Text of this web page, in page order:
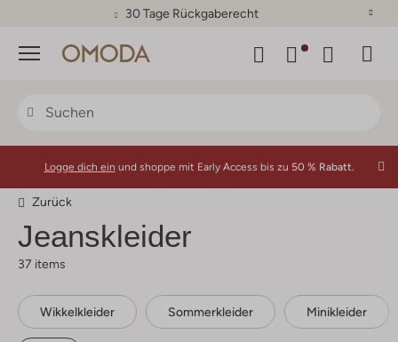
30 Tage Rückgaberecht
Menü
Logge dich ein und shoppe mit Early Access bis zu 50 % Rabatt.
Zurück
Jeanskleider
37 items
Wikkelkleider Sommerkleider Minikleider